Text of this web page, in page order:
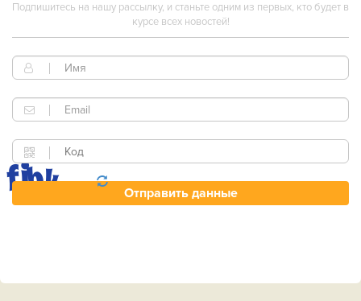
Подпишитесь на нашу рассылку, и станьте одним из первых, кто будет в
курсе всех новостей!